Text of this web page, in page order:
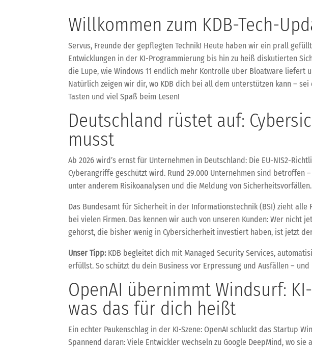
Willkommen zum KDB-Tech-
Servus, Freunde der gepflegten Technik! Heute haben wir ein prall
Entwicklungen in der KI-Programmierung bis hin zu heiß diskutierten
die Lupe, wie Windows 11 endlich mehr Kontrolle über Bloatware liefert
Natürlich zeigen wir dir, wo KDB dich bei all dem unterstützen kann –
Tasten und viel Spaß beim Lesen!
Deutschland rüstet auf:
musst
Ab 2026 wird’s ernst für Unternehmen in Deutschland: Die EU-NIS2-
Cyberangriffe geschützt wird. Rund 29.000 Unternehmen sind betroffen
unter anderem Risikoanalysen und die Meldung von Sicherheitsvorfällen.
Das Bundesamt für Sicherheit in der Informationstechnik (BSI) zieht
bei vielen Firmen. Das kennen wir auch von unseren Kunden: Wer nicht
gehörst, die bisher wenig in Cybersicherheit investiert haben, ist jetzt
Unser Tipp:KDB begleitet dich mit Managed Security Services,
erfüllst. So schützt du dein Business vor Erpressung und Ausfällen –
OpenAI übernimmt Windsurf:
was das für dich heißt
Ein echter Paukenschlag in der KI-Szene: OpenAI schluckt das Startup
Spannend daran: Viele Entwickler wechseln zu Google DeepMind, wo